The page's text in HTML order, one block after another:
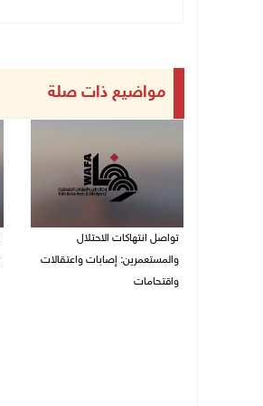
مواضيع ذات صلة
تواصل انتهاكات الاحتلال
والمستعمرين: إصابات واعتقالات
واقتحامات